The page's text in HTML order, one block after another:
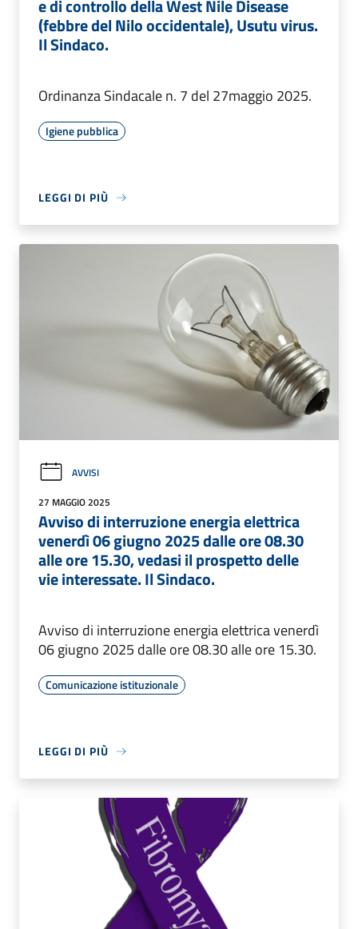
e di controllo della West Nile Disease
(febbre del Nilo occidentale), Usutu virus.
Il Sindaco.
Ordinanza Sindacale n. 7 del 27maggio 2025.
Igiene pubblica
LEGGI DI PIÙ
AVVISI
27 MAGGIO 2025
Avviso di interruzione energia elettrica
venerdì 06 giugno 2025 dalle ore 08.30
alle ore 15.30, vedasi il prospetto delle
vie interessate. Il Sindaco.
Avviso di interruzione energia elettrica venerdì
06 giugno 2025 dalle ore 08.30 alle ore 15.30.
Comunicazione istituzionale
LEGGI DI PIÙ